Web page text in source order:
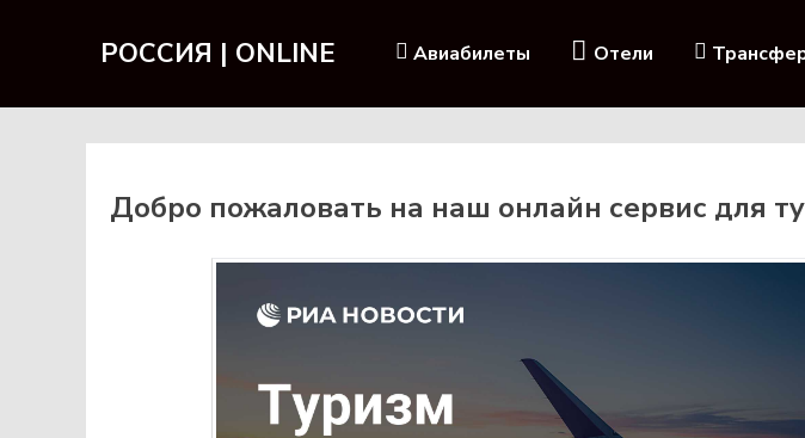
РОССИЯ | ONLINE Авиабилеты Отели
Добро пожаловать на наш онлайн сервис для